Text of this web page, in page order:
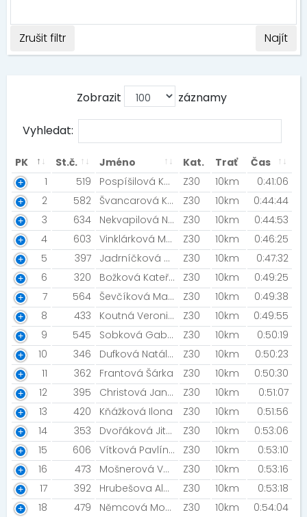
Zrušit filtr Najít
Zobrazit záznamy
Vyhledat:
PK St.č. Jméno Kat. Trať
Čas
1
519 Pospíšilová Kateřina Z30 10km
0:41:06
2
582 Švancarová Kateřina [SK Skol Brno ] Z30 10km
0:44:44
3
634 Nekvapilová Nikola Z30 10km
0:44:53
4
603 Vinklárková Marie [NN Night Run Team] Z30 10km
0:46:25
5
397 Jadrníčková Mariana [In my running era (IMRE)] Z30 10km
0:47:32
6
320 Božková Kateřina Z30 10km
0:49:25
7
564 Ševčíková Markéta [Šneci v běhu] Z30 10km
0:49:38
8
433 Koutná Veronika Z30 10km
0:49:55
9
545 Sobková Gabriela [Sobíci] Z30 10km
0:50:19
10
346 Dufková Natálie Z30 10km
0:50:23
11
362 Frantová Šárka Z30 10km
0:50:30
12
395 Christová Jana [MIZUNO TEAM] Z30 10km
0:51:07
13
420 Kňážková Ilona Z30 10km
0:51:56
14
353 Dvořáková Jitka [Atletika Alojzov] Z30 10km
0:53:06
15
606 Vítková Pavlína Z30 10km
0:53:10
16
473 Mošnerová Veronika Z30 10km
0:53:16
17
392 Hrubešova Alena Z30 10km
0:53:18
18
479 Němcová Monika Z30 10km 0:54:04